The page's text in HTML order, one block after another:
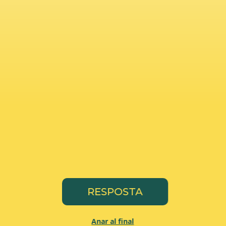
RESPOSTA
Anar al final